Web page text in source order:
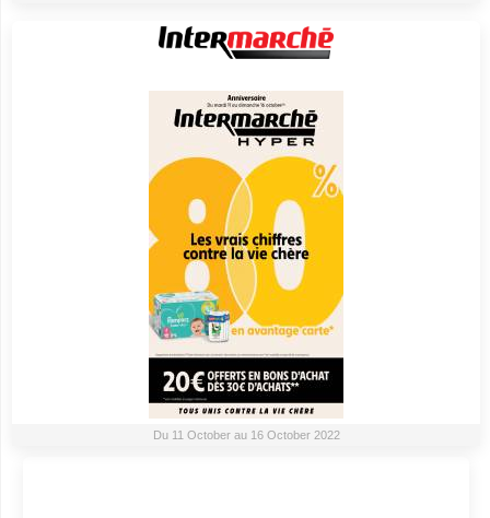
Du 11 October au 16 October 2022